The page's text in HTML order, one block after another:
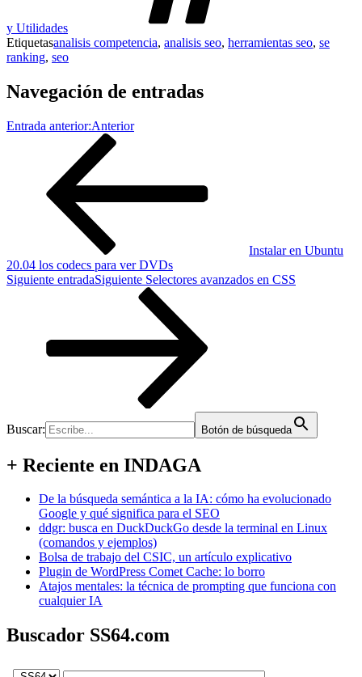
y Utilidades
Etiquetasanalisis competencia, analisis seo, herramientas seo, se
ranking, seo
Navegación de entradas
Entrada anterior:Anterior
Instalar en Ubuntu
20.04 los codecs para ver DVDs
Siguiente entradaSiguiente Selectores avanzados en CSS
Buscar: Botón de búsqueda
+ Reciente en INDAGA
De la búsqueda semántica a la IA: cómo ha evolucionado
Google y qué significa para el SEO
ddgr: busca en DuckDuckGo desde la terminal en Linux
(comandos y ejemplos)
Bolsa de trabajo del CSIC, un artículo explicativo
Plugin de WordPress Comet Cache: lo borro
Atajos mentales: la técnica de prompting que funciona con
cualquier IA
Buscador SS64.com